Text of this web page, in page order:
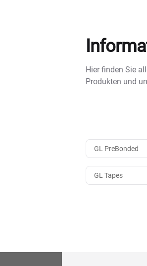
Hier finden Sie
Produkten und
GL PreBonded
GL Tapes